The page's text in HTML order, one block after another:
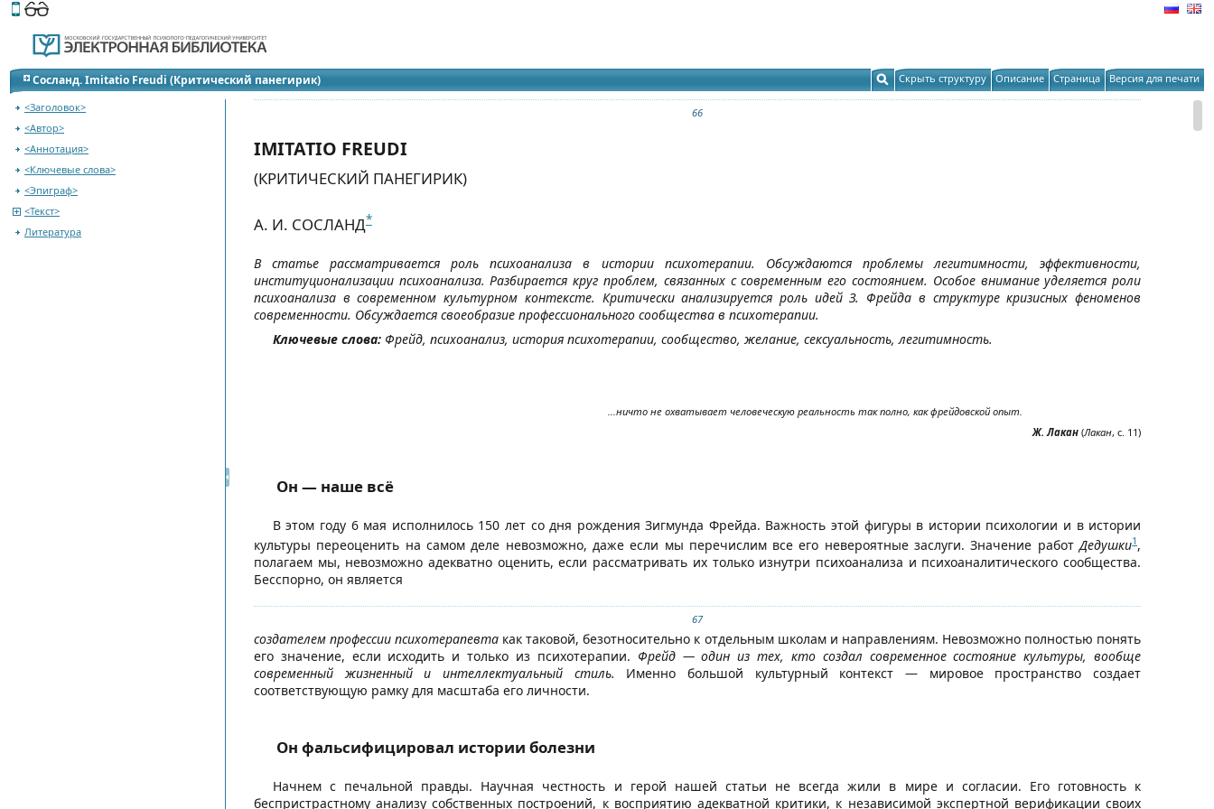
Этот сайт поддерживает
Сосланд. Imitatio Freudi (Критический панегирик) Скрыть структуру Описание Страница Версия для печати
<Заголовок>
<Автор>
<Аннотация>
<Ключевые слова>
<Эпиграф>
<Текст>
Литература
66
IMITATIO FREUDI
(КРИТИЧЕСКИЙ ПАНЕГИРИК)
А. И. СОСЛАНД*
В статье рассматривается роль психоанализа в истории психотерапии. Обсуждаются проблемы легитимности, эффективности,
институционализации психоанализа. Разбирается круг проблем, связанных с современным его состоянием. Особое внимание уделяется роли
психоанализа в современном культурном контексте. Критически анализируется роль идей З. Фрейда в структуре кризисных феноменов
современности. Обсуждается своеобразие профессионального сообщества в психотерапии.
Ключевые слова:Фрейд, психоанализ, история психотерапии, сообщество, желание, сексуальность, легитимность.
...ничто не охватывает человеческую реальность так полно, как фрейдовской опыт.
Ж. Лакан(Лакан, с. 11)
Он — наше всё
В этом году 6 мая исполнилось 150 лет со дня рождения Зигмунда Фрейда. Важность этой фигуры в истории психологии и в истории
культуры переоценить на самом деле невозможно, даже если мы перечислим все его невероятные заслуги. Значение работДедушки1,
полагаем мы, невозможно адекватно оценить, если рассматривать их только изнутри психоанализа и психоаналитического сообщества.
Бесспорно, он является
67
создателем профессии психотерапевта как таковой, безотносительно к отдельным школам и направлениям. Невозможно полностью понять
его значение, если исходить и только из психотерапии. Фрейд — один из тех, кто создал современное состояние культуры, вообще
современный жизненный и интеллектуальный стиль. Именно большой культурный контекст — мировое пространство создает
соответствующую рамку для масштаба его личности.
Он фальсифицировал истории болезни
Начнем с печальной правды. Научная честность и герой нашей статьи не всегда жили в мире и согласии. Его готовность к
беспристрастному анализу собственных построений, к восприятию адекватной критики, к независимой экспертной верификации своих